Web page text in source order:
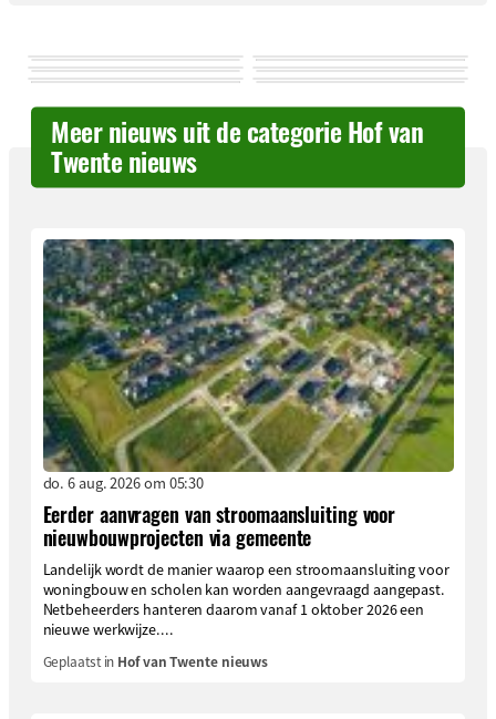
Meer nieuws uit de categorie Hof van
Twente nieuws
do. 6 aug. 2026 om 05:30
Eerder aanvragen van stroomaansluiting voor
nieuwbouwprojecten via gemeente
Landelijk wordt de manier waarop een stroomaansluiting voor
woningbouw en scholen kan worden aangevraagd aangepast.
Netbeheerders hanteren daarom vanaf 1 oktober 2026 een
nieuwe werkwijze....
Geplaatst in Hof van Twente nieuws